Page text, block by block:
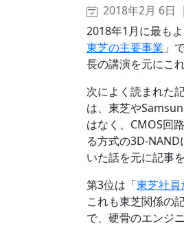
2018年2月 6日 ｜
2018年1月に最も
東芝の主要事業 」
長の講演を元にこ
次によく読まれた
は、東芝や
はなく、CMOS回
る方式の3D-
いた話を元に記事を
第3位は「東芝社員
これも東芝関係の
で、硬骨のエンジ